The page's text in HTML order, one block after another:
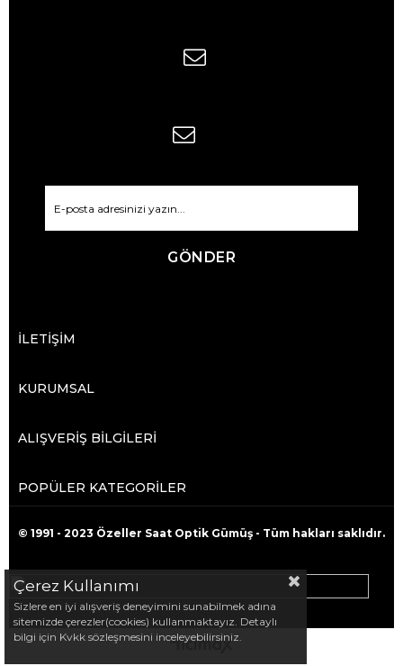
GÖNDER
İLETİŞİM
KURUMSAL
ALIŞVERİŞ BİLGİLERİ
POPÜLER KATEGORİLER
© 1991 - 2023 Özeller Saat Optik Gümüş - Tüm hakları saklıdır.
Çerez Kullanımı
Sizlere en iyi alışveriş deneyimini sunabilmek adına
sitemizde çerezler(cookies) kullanmaktayız. Detaylı
bilgi için Kvkk sözleşmesini inceleyebilirsiniz.